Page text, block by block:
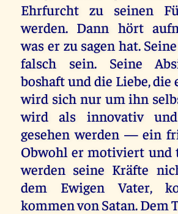
Ehrfurcht zu seinen
werden. Dann hört
was er zu sagen hat.
falsch sein. Seine
boshaft und die Liebe, die
wird sich nur um ihn
wird als innovativ und
gesehen werden — ein
Obwohl er motiviert und
werden seine Kräfte
dem Ewigen Vater,
kommen von Satan. Dem